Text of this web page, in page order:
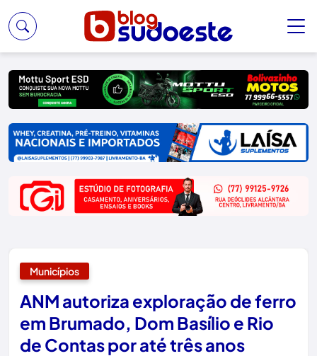
Municípios
ANM autoriza exploração de ferro
em Brumado, Dom Basílio e Rio
de Contas por até três anos